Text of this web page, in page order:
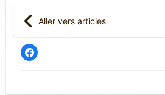
Aller vers articles